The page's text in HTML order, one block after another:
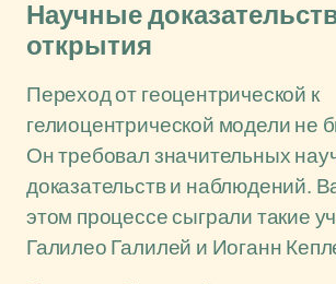
Научные
открытия
Переход от геоцентрической к
гелиоцентрической модели не
Он требовал значительных
доказательств и наблюдений.
этом процессе сыграли такие
Галилео Галилей и Иоганн